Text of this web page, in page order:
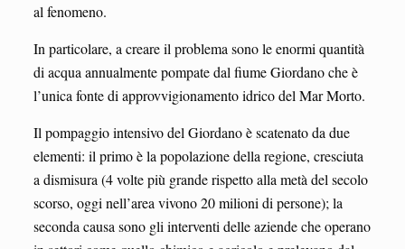
al fenomeno.
In particolare, a creare il problema sono le enormi quantità
di acqua annualmente pompate dal fiume Giordano che è
l’unica fonte di approvvigionamento idrico del Mar Morto.
Il pompaggio intensivo del Giordano è scatenato da due
elementi: il primo è la popolazione della regione, cresciuta
a dismisura (4 volte più grande rispetto alla metà del secolo
scorso, oggi nell’area vivono 20 milioni di persone); la
seconda causa sono gli interventi delle aziende che operano